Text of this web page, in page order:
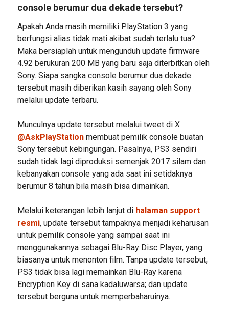
console berumur dua dekade tersebut?
Apakah Anda masih memiliki PlayStation 3 yang
berfungsi alias tidak mati akibat sudah terlalu tua?
Maka bersiaplah untuk mengunduh update firmware
4.92 berukuran 200 MB yang baru saja diterbitkan oleh
Sony. Siapa sangka console berumur dua dekade
tersebut masih diberikan kasih sayang oleh Sony
melalui update terbaru.
Munculnya update tersebut melalui tweet di X
@AskPlayStationmembuat pemilik console buatan
Sony tersebut kebingungan. Pasalnya, PS3 sendiri
sudah tidak lagi diproduksi semenjak 2017 silam dan
kebanyakan console yang ada saat ini setidaknya
berumur 8 tahun bila masih bisa dimainkan.
Melalui keterangan lebih lanjut di halaman support
resmi, update tersebut tampaknya menjadi keharusan
untuk pemilik console yang sampai saat ini
menggunakannya sebagai Blu-Ray Disc Player, yang
biasanya untuk menonton film. Tanpa update tersebut,
PS3 tidak bisa lagi memainkan Blu-Ray karena
Encryption Key di sana kadaluwarsa; dan update
tersebut berguna untuk memperbaharuinya.